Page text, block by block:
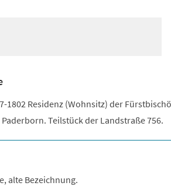
1802 Residenz (Wohnsitz) der
Teilstück der Landstraße 756.
alte Bezeichnung.